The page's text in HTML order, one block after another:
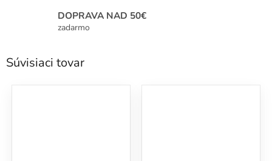
DOPRAVA NAD 50€
zadarmo
Súvisiaci tovar